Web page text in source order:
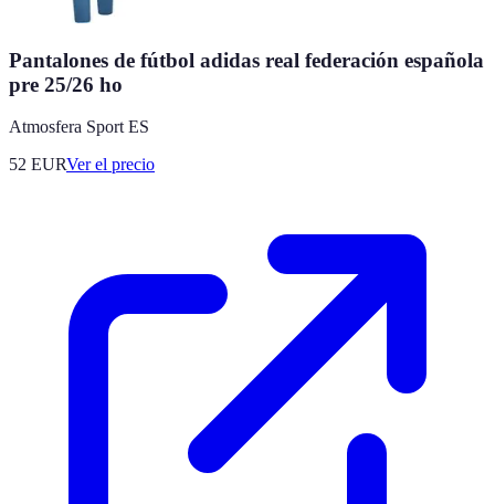
Pantalones de fútbol adidas real federación española
pre 25/26 ho
Atmosfera Sport ES
52 EURVer el precio